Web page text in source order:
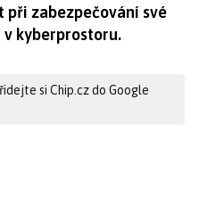
při zabezpečování své
kyberprostoru.
si Chip.cz do Google